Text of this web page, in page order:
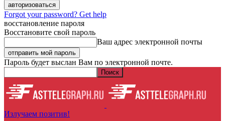
Forgot your password? Get help
восстановление пароля
Восстановите свой пароль
Ваш адрес электронной почты
Пароль будет выслан Вам по электронной почте.
Излучаем позитив!